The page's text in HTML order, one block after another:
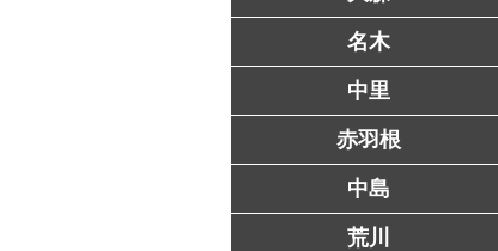
名木
中里
赤羽根
中島
荒川